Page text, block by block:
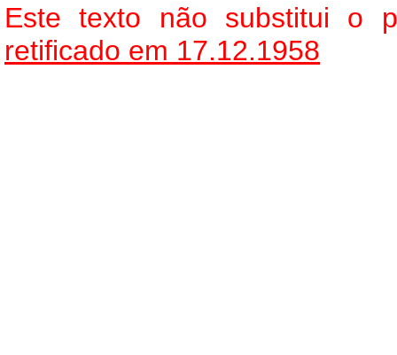
Este texto não substitui o
retificado em 17.12.1958